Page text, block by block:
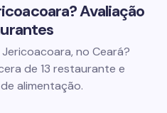
Avaliação
no Ceará?
de 13 restaurante e
alimentação.